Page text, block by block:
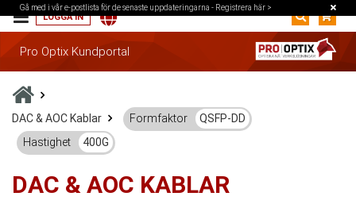
Gå med i vår e-postlista för de senaste uppdateringarna - Registrera här >
LOGGA IN
Pro Optix Kundportal
DAC & AOC Kablar Formfaktor
QSFP-DD
Hastighet
400G
DAC & AOC KABLAR